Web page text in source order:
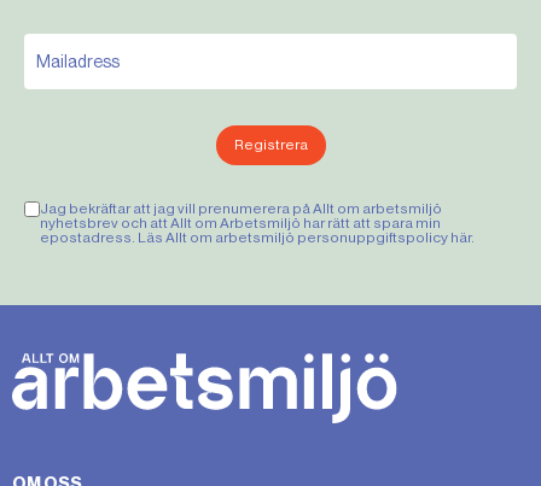
Registrera
Jag bekräftar att jag vill prenumerera på Allt om arbetsmiljö
nyhetsbrev och att Allt om Arbetsmiljö har rätt att spara min
epostadress. Läs Allt om arbetsmiljö personuppgiftspolicy här.